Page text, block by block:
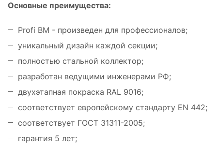
Основные преимущества:
Profi BM - произведен для профессионалов;
уникальный дизайн каждой секции;
полностью стальной коллектор;
разработан ведущими инженерами РФ;
двухэтапная покраска RAL 9016;
соответствует европейскому стандарту ЕN 442;
соответствует ГОСТ 31311-2005;
гарантия 5 лет;